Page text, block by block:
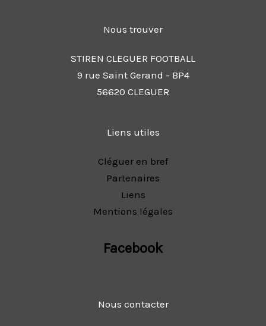
Nous trouver
STIREN CLEGUER FOOTBALL
9 rue Saint Gerand - BP4
56620 CLEGUER
Liens utiles
Cléguer en bref
Partenaires
Liens
Mentions légales
Facebook
Nous contacter